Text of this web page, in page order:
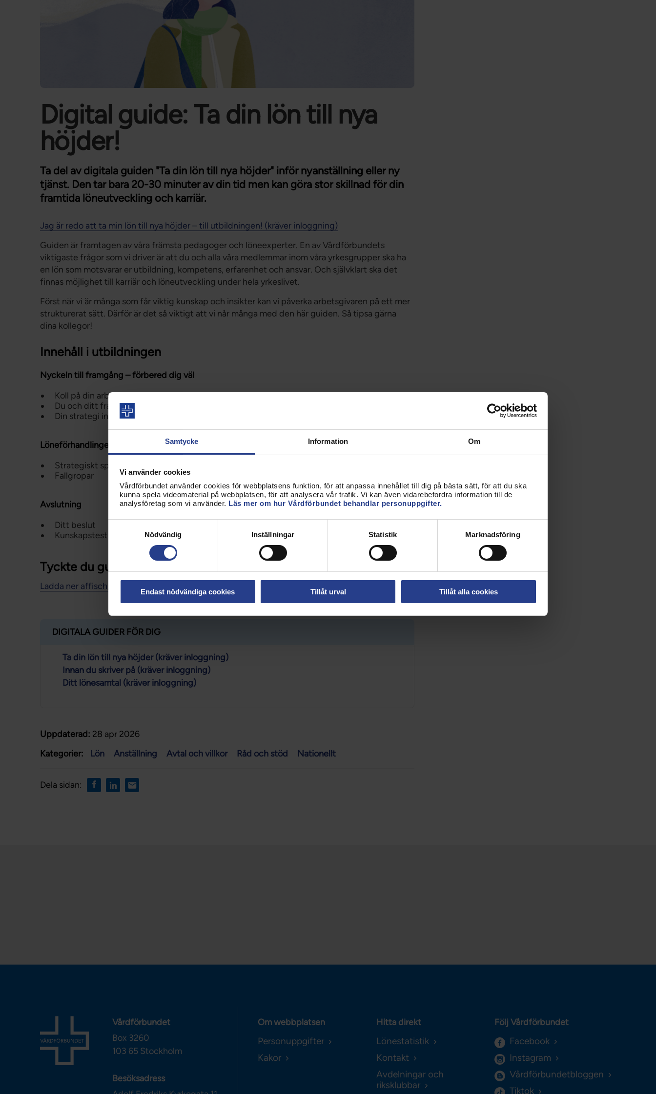
Samtycke Information Om
Vi använder cookies
Vårdförbundet använder cookies för webbplatsens funktion, för att anpassa innehållet till dig på bästa sätt, för att du ska
kunna spela videomaterial på webbplatsen, för att analysera vår trafik. Vi kan även vidarebefordra information till de
analysföretag som vi använder. Läs mer om hur Vårdförbundet behandlar personuppgifter.
Nödvändig
Inställningar Statistik Marknadsföring
Endast nödvändiga cookies Tillåt urval Tillåt alla cookies
Chef
Digital guide: Ta din lön till nya
höjder!
Ta del av digitala guiden "Ta din lön till nya höjder" inför nyanställning eller ny
tjänst. Den tar bara 20-30 minuter av din tid men kan göra stor skillnad för din
framtida löneutveckling och karriär.
Jag är redo att ta min lön till nya höjder – till utbildningen! (kräver inloggning)
Guiden är framtagen av våra främsta pedagoger och löneexperter. En av Vårdförbundets
viktigaste frågor som vi driver är att du och alla våra medlemmar inom våra yrkesgrupper ska ha
en lön som motsvarar er utbildning, kompetens, erfarenhet och ansvar. Och självklart ska det
finnas möjlighet till karriär och löneutveckling under hela yrkeslivet.
Först när vi är många som får viktig kunskap och insikter kan vi påverka arbetsgivaren på ett mer
strukturerat sätt. Därför är det så viktigt att vi når många med den här guiden. Så tipsa gärna
dina kollegor!
Innehåll i utbildningen
Nyckeln till framgång – förbered dig väl
Koll på din arbetsmarknad
Du och ditt framtida jobb
Din strategi inför löneförhandlingen
Löneförhandlingen
Strategiskt spel i skarpt läge
Fallgropar
Avslutning
Ditt beslut
Kunskapstest
Tyckte du guiden var bra?
Ladda ner affisch, skriv ut och sätt upp i fikarummet!
DIGITALA GUIDER FÖR DIG
Ta din lön till nya höjder (kräver inloggning)
Innan du skriver på (kräver inloggning)
Ditt lönesamtal (kräver inloggning)
Uppdaterad: 28 apr 2026
Kategorier:
Lön Anställning Avtal och villkor Råd och stöd Nationellt
Dela sidan:
Vårdförbundet
Box 3260
103 65 Stockholm
Besöksadress
Om webbplatsen
Personuppgifter
Kakor
Hitta direkt
Lönestatistik
Kontakt
Avdelningar och
riksklubbar
Följ Vårdförbundet
Facebook
Instagram
Vårdförbundetbloggen
Tiktok